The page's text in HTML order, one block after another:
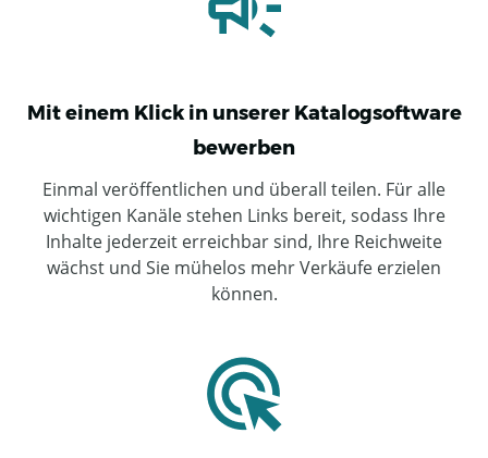
Mit einem Klick in unserer Katalogsoftware
bewerben
Einmal veröffentlichen und überall teilen. Für alle
wichtigen Kanäle stehen Links bereit, sodass Ihre
Inhalte jederzeit erreichbar sind, Ihre Reichweite
wächst und Sie mühelos mehr Verkäufe erzielen
können.